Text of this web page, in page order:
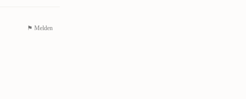
⚑ Melden